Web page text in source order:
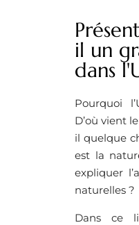
il un
dans
Pourquoi
D’où vient
il quelque
est la
expliquer
naturelles ?
Dans ce